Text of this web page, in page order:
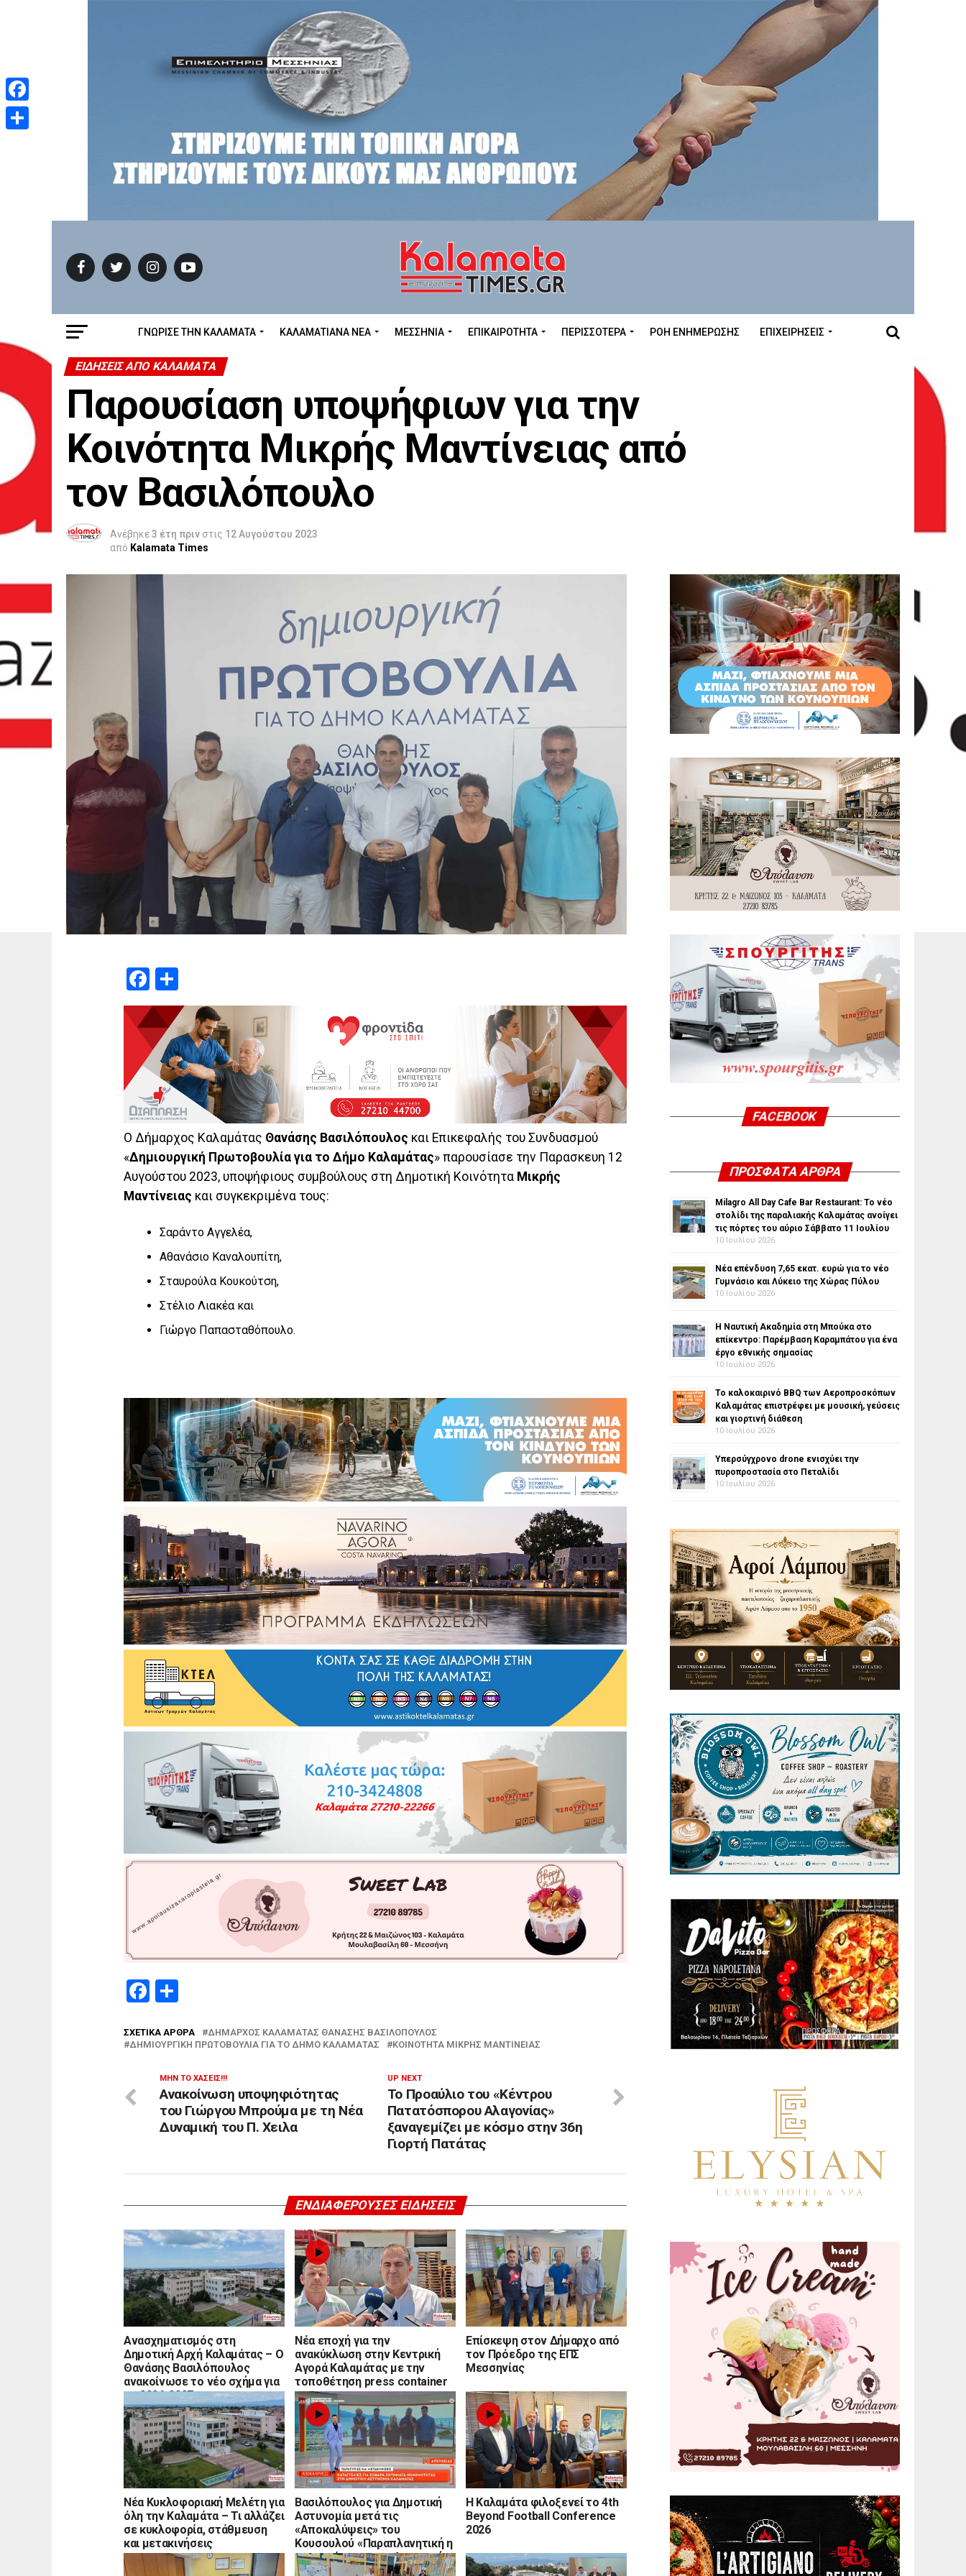
ΓΝΩΡΙΣΕ ΤΗΝ ΚΑΛΑΜΑΤΑ ΚΑΛΑΜΑΤΙΑΝΑ ΝΕΑ ΜΕΣΣΗΝΊΑ ΕΠΙΚΑΙΡΌΤΗΤΑ ΠΕΡΙΣΣΌΤΕΡΑ ΡΟΉ ΕΝΗΜΈΡΩΣΗΣ ΕΠΙΧΕΙΡΉΣΕΙΣ
ΕΙΔΗΣΕΙΣ ΑΠΟ ΚΑΛΑΜΑΤΑ
Παρουσίαση υποψήφιων για την
Κοινότητα Μικρής Μαντίνειας από
τον Βασιλόπουλο
Ανέβηκε3 έτη πριν στις 12 Αυγούστου 2023
από Kalamata Times
Facebook
Ο Δήμαρχος Καλαμάτας Θανάσης Βασιλόπουλος και Επικεφαλής του Συνδυασμού
«Δημιουργική Πρωτοβουλία για το Δήμο Καλαμάτας» παρουσίασε την Παρασκευη 12
Αυγούστου 2023, υποψήφιους συμβούλους στη Δημοτική Κοινότητα Μικρής
Μαντίνειας και συγκεκριμένα τους:
Σαράντο Αγγελέα,
Αθανάσιο Καναλουπίτη,
Σταυρούλα Κουκούτση,
Στέλιο Λιακέα και
Γιώργο Παπασταθόπουλο.
Facebook
ΣΧΕΤΙΚΆ ΆΡΘΡΑ
ΔΉΜΑΡΧΟΣ ΚΑΛΑΜΆΤΑΣ ΘΑΝΆΣΗΣ ΒΑΣΙΛΌΠΟΥΛΟΣ
ΔΗΜΙΟΥΡΓΙΚΉ ΠΡΩΤΟΒΟΥΛΊΑ ΓΙΑ ΤΟ ΔΉΜΟ ΚΑΛΑΜΆΤΑΣ
ΚΟΙΝΌΤΗΤΑ ΜΙΚΡΉΣ ΜΑΝΤΊΝΕΙΑΣ
UP NEXT
Το Προαύλιο του «Κέντρου
Πατατόσπορου Αλαγονίας»
ξαναγεμίζει με κόσμο στην 36η
Γιορτή Πατάτας
ΜΗΝ ΤΟ ΧΆΣΕΙΣ!!!
Ανακοίνωση υποψηφιότητας
του Γιώργου Μπρούμα με τη Νέα
Δυναμική του Π. Χειλα
ΕΝΔΙΑΦΈΡΟΥΣΕΣ ΕΙΔΉΣΕΙΣ
Ανασχηματισμός στη
Δημοτική Αρχή Καλαμάτας – Ο
Θανάσης Βασιλόπουλος
ανακοίνωσε το νέο σχήμα για
το 2026-2027
Νέα εποχή για την
ανακύκλωση στην Κεντρική
Αγορά Καλαμάτας με την
τοποθέτηση press container
Επίσκεψη στον Δήμαρχο από
τον Πρόεδρο της ΕΠΣ
Μεσσηνίας
Νέα Κυκλοφοριακή Μελέτη για
όλη την Καλαμάτα – Τι αλλάζει
σε κυκλοφορία, στάθμευση
και μετακινήσεις
Βασιλόπουλος για Δημοτική
Αστυνομία μετά τις
«Αποκαλύψεις» του
Κουσουλού «Παραπλανητική η
παρουσίαση για τη Δημοτική
Αστυνομία»
Η Καλαμάτα φιλοξενεί το 4th
Beyond Football Conference
2026
FACEBOOK
ΠΡΌΣΦΑΤΑ ΆΡΘΡΑ
Milagro All Day Cafe Bar Restaurant: Το νέο
στολίδι της παραλιακής Καλαμάτας ανοίγει
τις πόρτες του αύριο Σάββατο 11 Ιουλίου
10 Ιουλίου 2026
Νέα επένδυση 7,65 εκατ. ευρώ για το νέο
Γυμνάσιο και Λύκειο της Χώρας Πύλου
10 Ιουλίου 2026
Η Ναυτική Ακαδημία στη Μπούκα στο
επίκεντρο: Παρέμβαση Καραμπάτου για ένα
έργο εθνικής σημασίας
10 Ιουλίου 2026
Το καλοκαιρινό BBQ των Αεροπροσκόπων
Καλαμάτας επιστρέφει με μουσική, γεύσεις
και γιορτινή διάθεση
10 Ιουλίου 2026
Υπερσύγχρονο drone ενισχύει την
πυροπροστασία στο Πεταλίδι
10 Ιουλίου 2026
Facebook